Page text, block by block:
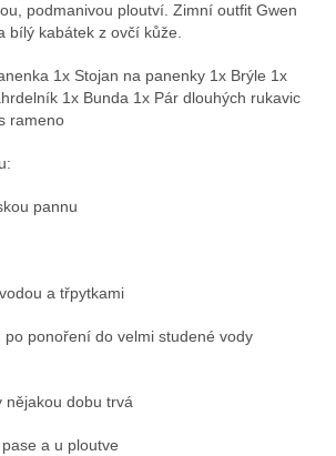
podmanivou ploutví. Zimní outfit Gwen
bílý kabátek z ovčí kůže.
1x Stojan na panenky 1x Brýle 1x
1x Bunda 1x Pár dlouhých rukavic
rameno
pannu
a třpytkami
ponoření do velmi studené vody
nějakou dobu trvá
a u ploutve